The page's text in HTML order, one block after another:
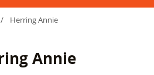
/ Herring Annie
Annie